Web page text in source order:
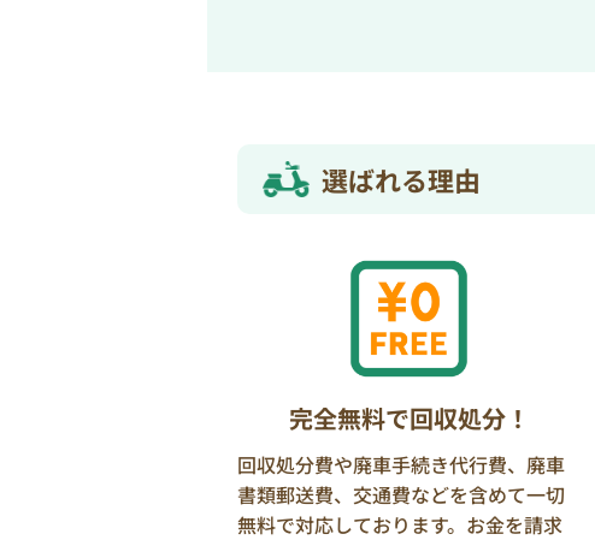
選ばれる理由
完全無料で回収処分！
回収処分費や廃車手続き代行費、廃車
書類郵送費、交通費などを含めて一切
無料で対応しております。お金を請求